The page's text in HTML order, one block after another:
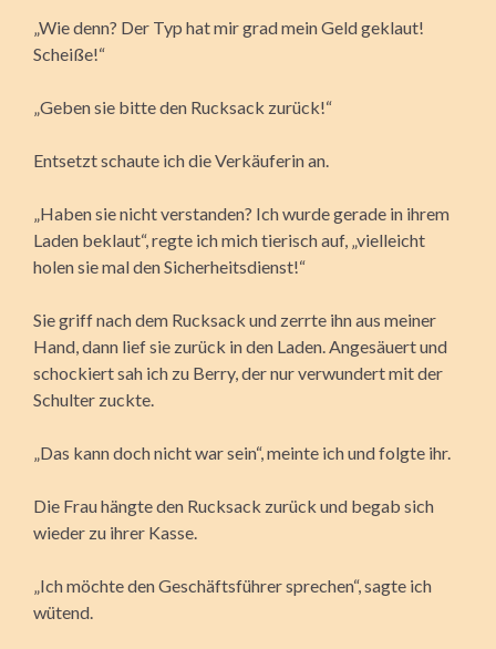
„Wie denn? Der Typ hat mir grad mein Geld geklaut!
Scheiße!“
„Geben sie bitte den Rucksack zurück!“
Entsetzt schaute ich die Verkäuferin an.
„Haben sie nicht verstanden? Ich wurde gerade in ihrem
Laden beklaut“, regte ich mich tierisch auf, „vielleicht
holen sie mal den Sicherheitsdienst!“
Sie griff nach dem Rucksack und zerrte ihn aus meiner
Hand, dann lief sie zurück in den Laden. Angesäuert und
schockiert sah ich zu Berry, der nur verwundert mit der
Schulter zuckte.
„Das kann doch nicht war sein“, meinte ich und folgte ihr.
Die Frau hängte den Rucksack zurück und begab sich
wieder zu ihrer Kasse.
„Ich möchte den Geschäftsführer sprechen“, sagte ich
wütend.